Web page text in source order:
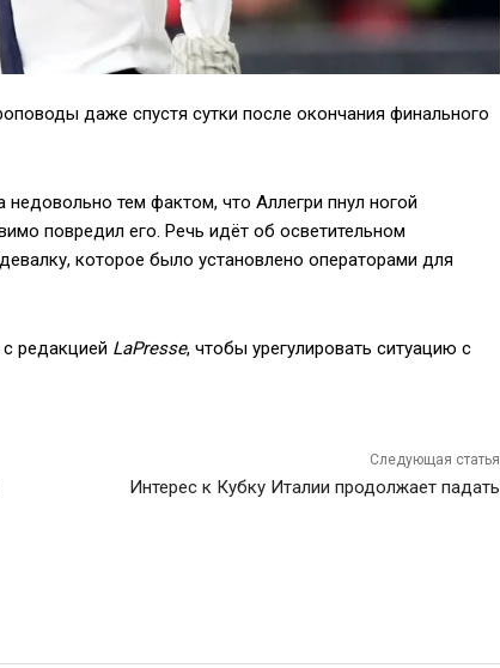
даже спустя сутки после окончания финального
недовольно тем фактом, что Аллегри пнул ногой
повредил его. Речь идёт об осветительном
которое было установлено операторами для
редакцией LaPresse, чтобы урегулировать ситуацию с
Следующая статья
Интерес к Кубку Италии продолжает падать